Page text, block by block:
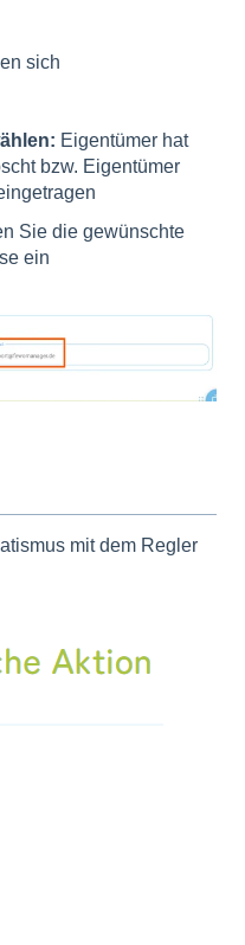
sich
Eigentümer hat
bzw. Eigentümer
Sie die gewünschte
ein
mit dem Regler